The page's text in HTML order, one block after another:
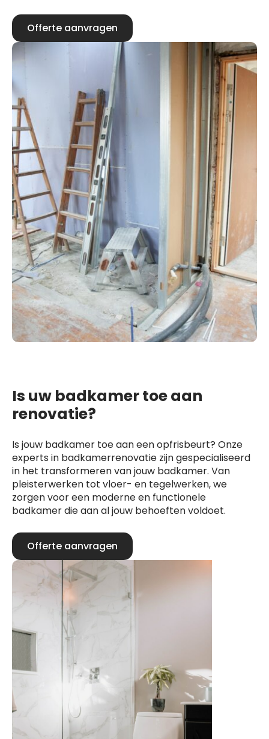
Offerte aanvragen
Is uw badkamer toe aan
renovatie?
Is jouw badkamer toe aan een opfrisbeurt? Onze
experts in badkamerrenovatie zijn gespecialiseerd
in het transformeren van jouw badkamer. Van
pleisterwerken tot vloer- en tegelwerken, we
zorgen voor een moderne en functionele
badkamer die aan al jouw behoeften voldoet.
Offerte aanvragen